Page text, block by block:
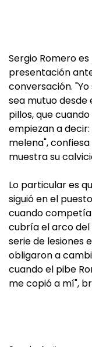
Sergio Romero
presentación
conversación.
sea mutuo desde
pillos, que
empiezan a
melena",
muestra su
Lo particular es
siguió en el
cuando competía
cubría el arco del
serie de lesiones
obligaron a
cuando el pibe
me copió a mí",